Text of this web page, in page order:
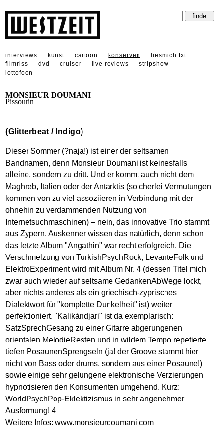
interviews kunst cartoon konserven
liesmich.txt
filmriss
dvd cruiser live reviews
stripshow
lottofoon
MONSIEUR DOUMANI
Pissourin
(Glitterbeat / Indigo)
Dieser Sommer (?naja!) ist einer der seltsamen
Bandnamen, denn Monsieur Doumani ist keinesfalls
alleine, sondern zu dritt. Und er kommt auch nicht dem
Maghreb, Italien oder der Antarktis (solcherlei Vermutungen
kommen von zu viel assoziieren in Verbindung mit der
ohnehin zu verdammenden Nutzung von
Internetsuchmaschinen) – nein, das innovative Trio stammt
aus Zypern. Auskenner wissen das natürlich, denn schon
das letzte Album "Angathin" war recht erfolgreich. Die
Verschmelzung von TurkishPsychRock, LevanteFolk und
ElektroExperiment wird mit Album Nr. 4 (dessen Titel mich
zwar auch wieder auf seltsame GedankenAbWege lockt,
aber nichts anderes als ein griechisch-zyprisches
Dialektwort für "komplette Dunkelheit" ist) weiter
perfektioniert. "Kalikándjari" ist da exemplarisch:
SatzSprechGesang zu einer Gitarre abgerungenen
orientalen MelodieResten und in wildem Tempo repetierte
tiefen PosaunenSprengseln (ja! der Groove stammt hier
nicht von Bass oder drums, sondern aus einer Posaune!)
sowie einige sehr gelungene elektronische Verzierungen
hypnotisieren den Konsumenten umgehend. Kurz:
WorldPsychPop-Eklektizismus in sehr angenehmer
Ausformung! 4
Weitere Infos:www.monsieurdoumani.com